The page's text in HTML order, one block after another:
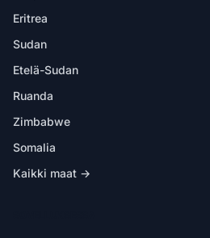
Eritrea
Sudan
Etelä-Sudan
Ruanda
Zimbabwe
Somalia
Kaikki maat →